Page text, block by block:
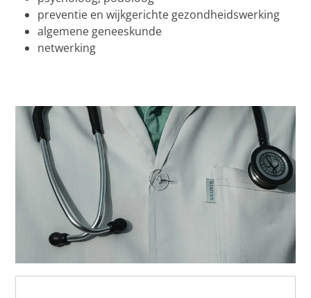
preventie en wijkgerichte gezondheidswerking
algemene geneeskunde
netwerking